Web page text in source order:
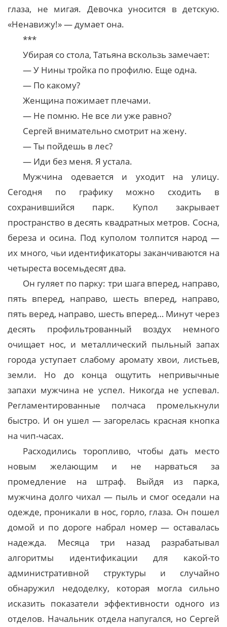
глаза, не мигая. Девочка уносится в детскую.
«Ненавижу!» — думает она.
***
Убирая со стола, Татьяна вскользь замечает:
— У Нины тройка по профилю. Еще одна.
— По какому?
Женщина пожимает плечами.
— Не помню. Не все ли уже равно?
Сергей внимательно смотрит на жену.
— Ты пойдешь в лес?
— Иди без меня. Я устала.
Мужчина одевается и уходит на улицу.
Сегодня по графику можно сходить в
сохранившийся парк. Купол закрывает
пространство в десять квадратных метров. Сосна,
береза и осина. Под куполом толпится народ —
их много, чьи идентификаторы заканчиваются на
четыреста восемьдесят два.
Он гуляет по парку: три шага вперед, направо,
пять вперед, направо, шесть вперед, направо,
пять веред, направо, шесть вперед… Минут через
десять профильтрованный воздух немного
очищает нос, и металлический пыльный запах
города уступает слабому аромату хвои, листьев,
земли. Но до конца ощутить непривычные
запахи мужчина не успел. Никогда не успевал.
Регламентированные полчаса промелькнули
быстро. И он ушел — загорелась красная кнопка
на чип-часах.
Расходились торопливо, чтобы дать место
новым желающим и не нарваться за
промедление на штраф. Выйдя из парка,
мужчина долго чихал — пыль и смог оседали на
одежде, проникали в нос, горло, глаза. Он пошел
домой и по дороге набрал номер — оставалась
надежда. Месяца три назад разрабатывал
алгоритмы идентификации для какой-то
административной структуры и случайно
обнаружил недоделку, которая могла сильно
исказить показатели эффективности одного из
отделов. Начальник отдела напугался, но Сергей